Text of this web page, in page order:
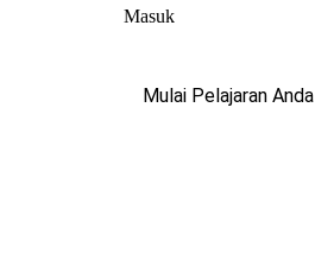
Masuk
Mulai Pelajaran Anda